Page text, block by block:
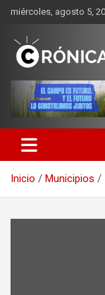
Saltar
contenido
miércoles, agosto 5,
Inicio Municipios